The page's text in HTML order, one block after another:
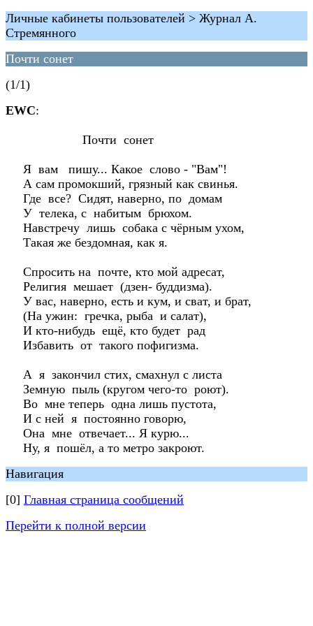
Личные кабинеты пользователей > Журнал А.
Стремянного
Почти сонет
(1/1)
EWC:
Почти сонет
Я вам пишу... Какое слово - "Вам"!
А сам промокший, грязный как свинья.
Где все? Сидят, наверно, по домам
У телека, с набитым брюхом.
Навстречу лишь собака с чёрным ухом,
Такая же бездомная, как я.
Спросить на почте, кто мой адресат,
Религия мешает (дзен- буддизма).
У вас, наверно, есть и кум, и сват, и брат,
(На ужин: гречка, рыба и салат),
И кто-нибудь ещё, кто будет рад
Избавить от такого пофигизма.
А я закончил стих, смахнул с листа
Земную пыль (кругом чего-то роют).
Во мне теперь одна лишь пустота,
И с ней я постоянно говорю,
Она мне отвечает... Я курю...
Ну, я пошёл, а то метро закроют.
Навигация
[0] Главная страница сообщений
Перейти к полной версии